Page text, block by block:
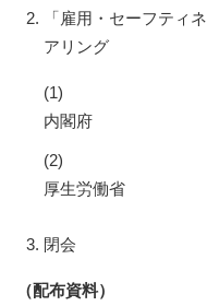
「雇用・セーフティ
アリング
(1)
内閣府
(2)
厚生労働省
閉会
（配布資料）